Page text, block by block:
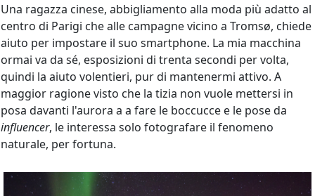
Una ragazza cinese, abbigliamento alla moda più adatto al
centro di Parigi che alle campagne vicino a Tromsø, chiede
aiuto per impostare il suo smartphone. La mia macchina
ormai va da sé, esposizioni di trenta secondi per volta,
quindi la aiuto volentieri, pur di mantenermi attivo. A
maggior ragione visto che la tizia non vuole mettersi in
posa davanti l'aurora a a fare le boccucce e le pose da
influencer, le interessa solo fotografare il fenomeno
naturale, per fortuna.